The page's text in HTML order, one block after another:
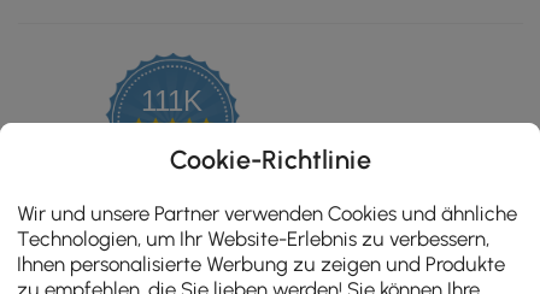
111K
4.8
star
rating
ZERTIFIZIERTE BEWERTUNGEN
Cookie-Richtlinie
Wir und unsere Partner verwenden Cookies und ähnliche
Technologien, um Ihr Website-Erlebnis zu verbessern,
Ihnen personalisierte Werbung zu zeigen und Produkte
zu empfehlen, die Sie lieben werden! Sie können Ihre